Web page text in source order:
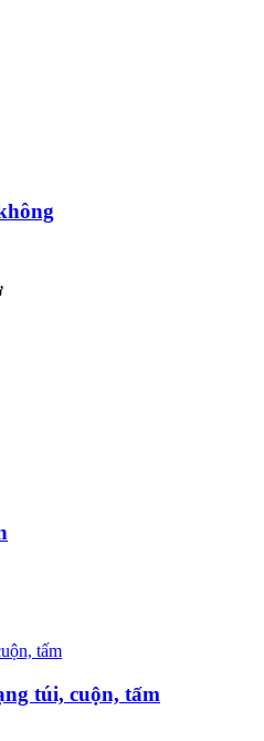
túi, cuộn, tấm